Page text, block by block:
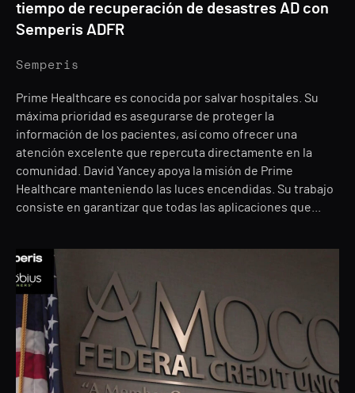
tiempo de recuperación de desastres AD con
Semperis ADFR
Semperis
Prime Healthcare es conocida por salvar hospitales. Su
máxima prioridad es asegurarse de proteger la
información de los pacientes, así como ofrecer una
atención excelente que repercuta directamente en la
comunidad. David Yancey apoya la misión de Prime
Healthcare manteniendo las luces encendidas. Su trabajo
consiste en garantizar que todas las aplicaciones que...